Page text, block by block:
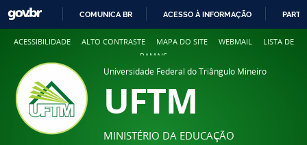
COMUNICA BR ACESSO À INFORMAÇÃO
ACESSIBILIDADE ALTO CONTRASTE MAPA DO SITE WEBMAIL
LISTA DE
RAMAIS
Universidade Federal do Triângulo Mineiro
UFTM
MINISTÉRIO DA EDUCAÇÃO